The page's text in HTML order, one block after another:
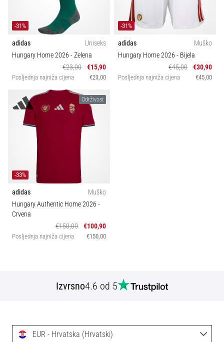
dio
svake
utakmice,
gola…
sve
članke
-31%
adidas
Uniseks
Hungary Home 2026 - Zelena
€23,00
€15,90
Posljednja najniža cijena €23,00
-31%
adidas
Muško
Hungary Home 2026 - Bijela
€45,00
€30,90
Posljednja najniža cijena €45,00
Održivost
-33%
adidas
Muško
Hungary Authentic Home 2026 -
Crvena
€150,00
€100,90
Posljednja najniža cijena €150,00
Izvrsno4.6 od 5
EUR - Hrvatska (Hrvatski)